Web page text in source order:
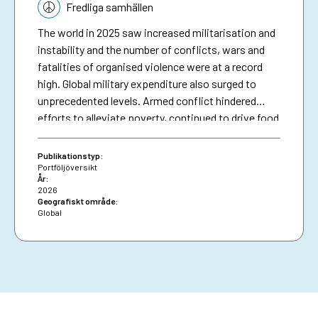
Tematik:Fredliga samhällen
The world in 2025 saw increased militarisation and
instability and the number of conflicts, wars and
fatalities of organised violence were at a record
high. Global military expenditure also surged to
unprecedented levels. Armed conflict hindered
efforts to alleviate poverty, continued to drive food
and energy insecurity, and render climate goals
unattainable. Whereas fragility has become
universal, OECD identified 61 states as
experiencing high or extreme levels of fragility.
These contexts are home to 25 per cent of the
world’s population and 72 per cent of the world’s
Publikationstyp:
Portföljöversikt
År:
2026
Geografiskt område:
Global